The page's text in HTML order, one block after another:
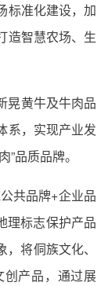
标准化建设，加
造智慧农场、生
晃黄牛及牛肉品
系，实现产业发
品质品牌。
共品牌+企业品
理标志保护产品
将侗族文化、
产品，通过展